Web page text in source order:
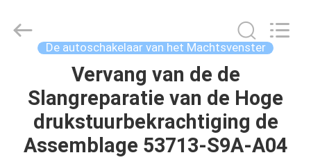
PRODUCTEN
Limited.
De autoschakelaar van het Machtsvenster
Vervang van de de
Slangreparatie van de Hoge
drukstuurbekrachtiging de
Assemblage 53713-S9A-A04